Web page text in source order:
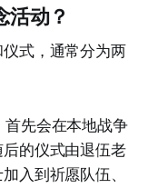
活动？
式，通常分为两
先会在本地战争
的仪式由退伍老
入到祈愿队伍、